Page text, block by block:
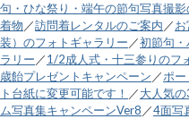
句・ひな祭り・端午の節句写真撮影
着物／訪問着レンタルのご案内／
装）のフォトギャラリー／初節句
ラリー／1/2成人式・十三参りのフ
歳飴プレゼントキャンペーン／ポー
ト台紙に変更可能です！ ／大人気
ム写真集キャンペーンVer8／4面写